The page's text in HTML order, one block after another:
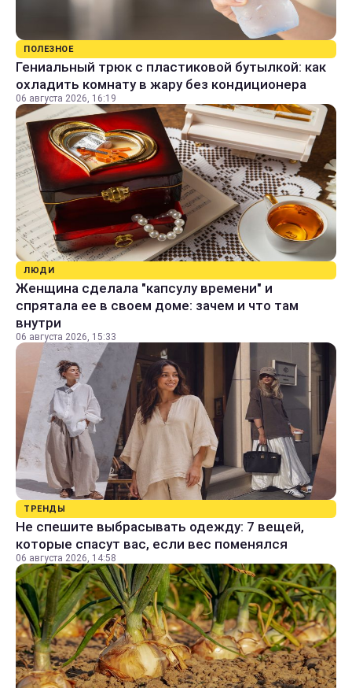
ПОЛЕЗНОЕ
Гениальный трюк с пластиковой бутылкой: как
охладить комнату в жару без кондиционера
06 августа 2026, 16:19
ЛЮДИ
Женщина сделала "капсулу времени" и
спрятала ее в своем доме: зачем и что там
внутри
06 августа 2026, 15:33
ТРЕНДЫ
Не спешите выбрасывать одежду: 7 вещей,
которые спасут вас, если вес поменялся
06 августа 2026, 14:58